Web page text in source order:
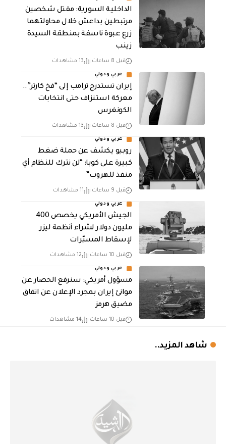
الداخلية السورية: مقتل شخصين
مرتبطين بداعش خلال محاولتهما
زرع عبوة ناسفة بمنطقة السيدة
زينب
قبل 8 ساعات 13 مشاهدات
عربي ودولي
إيران تستدرج ترامب إلى “فخ كارتر”..
معركة استنزاف حتى انتخابات
الكونغرس
قبل 8 ساعات 13 مشاهدات
عربي ودولي
روبيو يكشف عن حملة ضغط
كبيرة على كوبا: “لن نترك للنظام أي
منفذ للهروب”
قبل 9 ساعات 11 مشاهدات
عربي ودولي
الجيش الأمريكي يخصص 400
مليون دولار لشراء أنظمة ليزر
لإسقاط المسيّرات
قبل 10 ساعات 12 مشاهدات
عربي ودولي
مسؤول أمريكي: سنرفع الحصار عن
موانئ إيران بمجرد الإعلان عن اتفاق
مضيق هرمز
قبل 10 ساعات 14 مشاهدات
شاهد المزيد..